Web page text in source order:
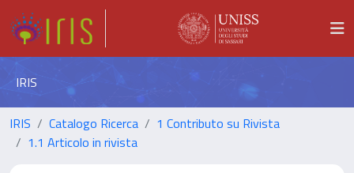
IRIS
IRIS Catalogo Ricerca
1 Contributo su Rivista
1.1 Articolo in rivista